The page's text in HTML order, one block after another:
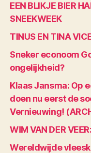
EEN BLIKJE BIER
SNEEKWEEK
TINUS EN TINA
Sneker econoom
ongelijkheid?
Klaas Jansma: Op
doen nu eerst de
Vernieuwing!
WIM VAN DER
Wereldwijde